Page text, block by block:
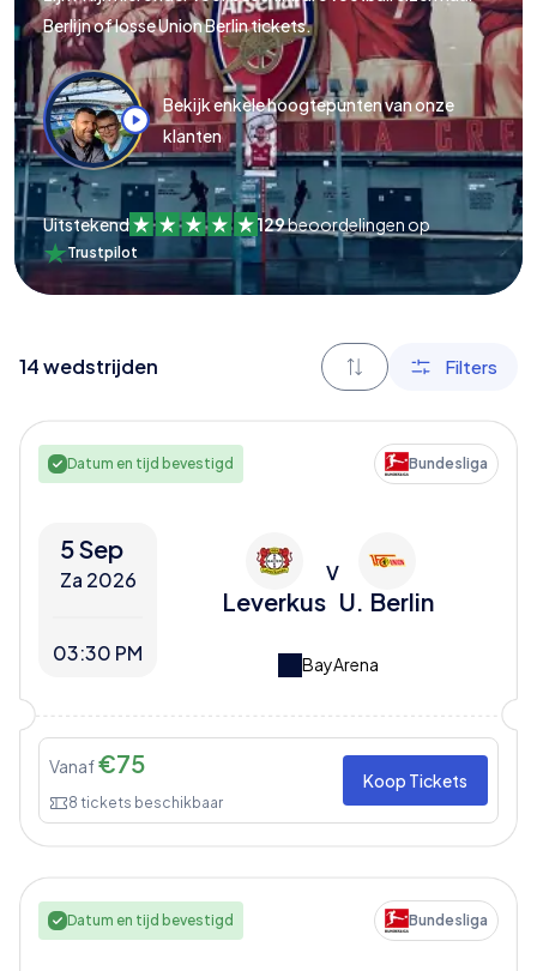
Berlijn of losse Union Berlin tickets.
Bekijk enkele hoogtepunten van onze
klanten
Uitstekend 129beoordelingen op
Trustpilot
14wedstrijden Filters
Datum en tijd bevestigd Bundesliga
5 Sep
Za 2026
03:30 PM
Leverkus
V
U. Berlin
BayArena
Vanaf€75
8 tickets beschikbaar
Koop Tickets
Datum en tijd bevestigd Bundesliga